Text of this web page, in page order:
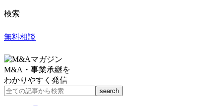
検索
無料相談
M&A・事業承継を
わかりやすく発信